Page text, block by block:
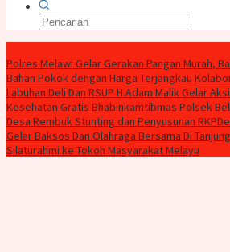
Polres Melawi Gelar Gerakan Pangan Murah,
Bahan Pokok dengan Harga Terjangkau
Labuhan Deli Dan RSUP H.Adam Malik Gelar
Kesehatan Gratis Bhabinkamtibmas Polsek
Desa Rembuk Stunting dan Penyusunan
Gelar Baksos Dan Olahraga Bersama Di
Silaturahmi ke Tokoh Masyarakat Melayu